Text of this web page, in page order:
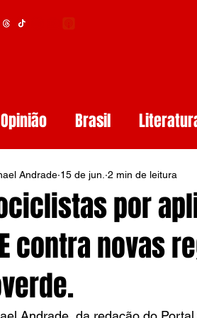
Opinião Brasil
Obituários
de Livros Inteligência
Reviews
por
contra novas
Andrade 15 de jun. 2 min de leitura